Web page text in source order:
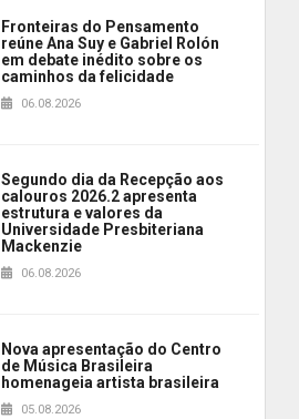
Fronteiras do Pensamento
reúne Ana Suy e Gabriel Rolón
em debate inédito sobre os
caminhos da felicidade
06.08.2026
Segundo dia da Recepção aos
calouros 2026.2 apresenta
estrutura e valores da
Universidade Presbiteriana
Mackenzie
06.08.2026
Nova apresentação do Centro
de Música Brasileira
homenageia artista brasileira
05.08.2026